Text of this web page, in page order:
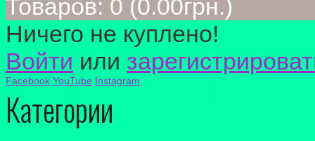
Товаров: 0 (0.00грн.)
Ничего не куплено!
Войти или
Facebook YouTube Instagram
Категории